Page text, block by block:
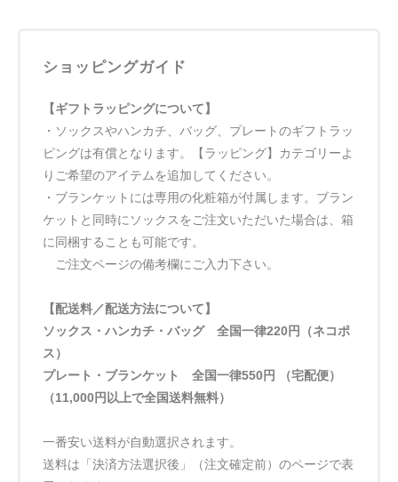
ショッピングガイド
【ギフトラッピングについて】
・ソックスやハンカチ、バッグ、プレートのギフトラッ
ピングは有償となります。【ラッピング】カテゴリーよ
りご希望のアイテムを追加してください。
・ブランケットには専用の化粧箱が付属します。ブラン
ケットと同時にソックスをご注文いただいた場合は、箱
に同梱することも可能です。
ご注文ページの備考欄にご入力下さい。
【配送料／配送方法について】
ソックス・ハンカチ・バッグ 全国一律220円（ネコポ
ス）
プレート・ブランケット 全国一律550円 （宅配便）
（11,000円以上で全国送料無料）
一番安い送料が自動選択されます。
送料は「決済方法選択後」（注文確定前）のページで表